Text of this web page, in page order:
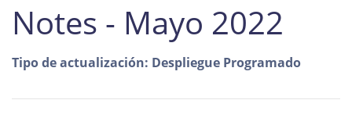
Notes - Mayo 2022
Tipo de actualización: Despliegue Programado